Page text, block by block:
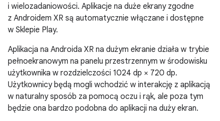
i wielozadaniowości. Aplikacje na duże ekrany zgodne
z Androidem XR są automatycznie włączane i dostępne
w Sklepie Play.
Aplikacja na Androida XR na dużym ekranie działa w trybie
pełnoekranowym na panelu przestrzennym w środowisku
użytkownika w rozdzielczości 1024 dp × 720 dp.
Użytkownicy będą mogli wchodzić w interakcję z aplikacją
w naturalny sposób za pomocą oczu i rąk, ale poza tym
będzie ona bardzo podobna do aplikacji na duży ekran.